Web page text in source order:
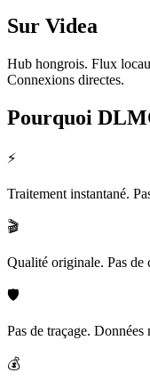
Sur Videa
Hub hongrois. Flux
Connexions directes.
Pourquoi
⚡
Traitement instantané.
🎬
Qualité originale. Pas de
🛡️
Pas de traçage. Données
💰